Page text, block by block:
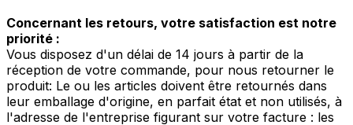
Concernant les retours, votre satisfaction est notre
priorité :
Vous disposez d'un délai de 14 jours à partir de la
réception de votre commande, pour nous retourner le
produit: Le ou les articles doivent être retournés dans
leur emballage d'origine, en parfait état et non utilisés, à
l'adresse de l'entreprise figurant sur votre facture : les